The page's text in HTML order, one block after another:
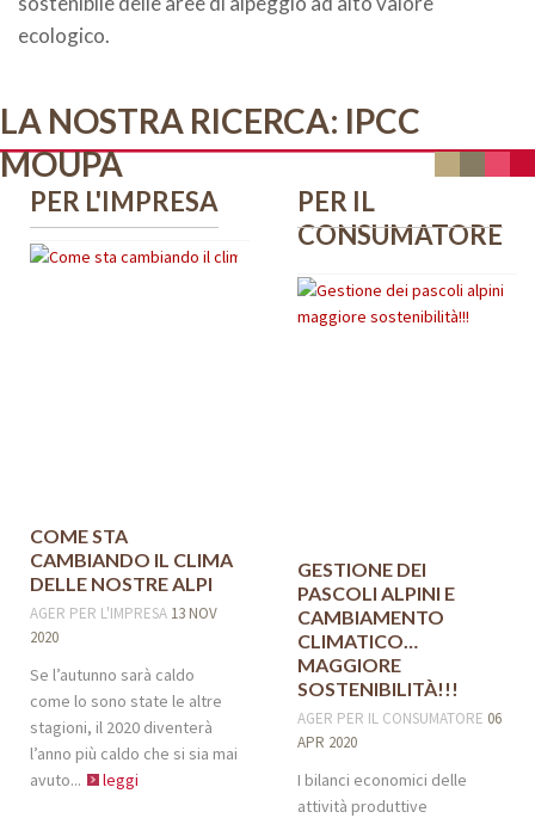
ecologico.
LA NOSTRA RICERCA: IPCC
MOUPA
PER L'IMPRESA
COME STA
CAMBIANDO IL CLIMA
DELLE NOSTRE ALPI
AGER PER L'IMPRESA 13 NOV
2020
Se l’autunno sarà caldo
come lo sono state le altre
stagioni, il 2020 diventerà
l’anno più caldo che si sia mai
avuto...
leggi
PER IL
CONSUMATORE
GESTIONE DEI
PASCOLI ALPINI E
CAMBIAMENTO
CLIMATICO…
MAGGIORE
SOSTENIBILITÀ!!!
AGER PER IL CONSUMATORE 06
APR 2020
I bilanci economici delle
attività produttive